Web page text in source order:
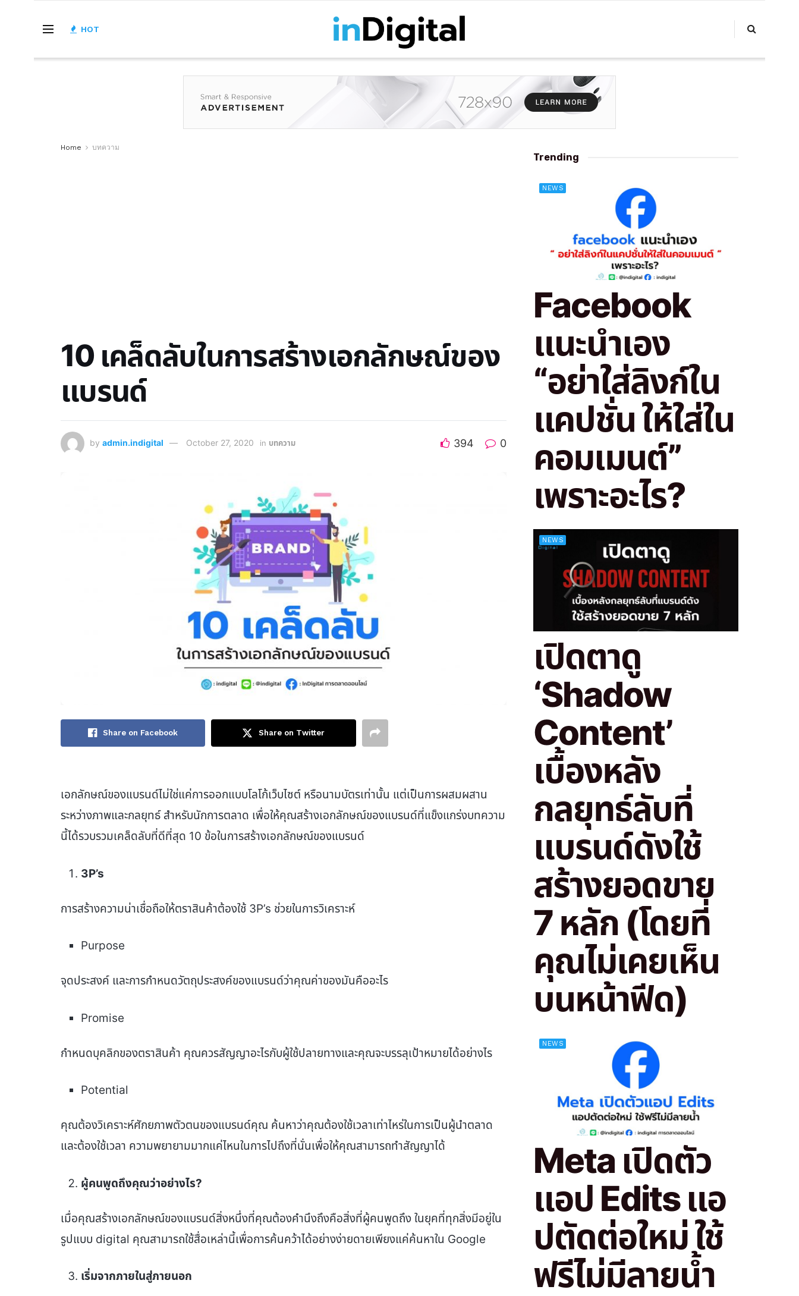
HOT
Home บทความ
10 เคล็ดลับในการสร้างเอกลักษณ์ของ
แบรนด์
by admin.indigital October 27, 2020 in บทความ 394 0
Share on Facebook Share on Twitter
เอกลักษณ์ของแบรนด์ไม่ใช่แค่การออกแบบโลโก้เว็บไซต์ หรือนามบัตรเท่านั้น แต่เป็นการผสมผสาน
ระหว่างภาพและกลยุทธ์ สำหรับนักการตลาด เพื่อให้คุณสร้างเอกลักษณ์ของแบรนด์ที่แข็งแกร่งบทความ
นี้ได้รวบรวมเคล็ดลับที่ดีที่สุด 10 ข้อในการสร้างเอกลักษณ์ของแบรนด์
3P’s
การสร้างความน่าเชื่อถือให้ตราสินค้าต้องใช้ 3P’s ช่วยในการวิเคราะห์
Purpose
จุดประสงค์ และการกำหนดวัตถุประสงค์ของแบรนด์ว่าคุณค่าของมันคืออะไร
Promise
กำหนดบุคลิกของตราสินค้า คุณควรสัญญาอะไรกับผู้ใช้ปลายทางและคุณจะบรรลุเป้าหมายได้อย่างไร
Potential
คุณต้องวิเคราะห์ศักยภาพตัวตนของแบรนด์คุณ ค้นหาว่าคุณต้องใช้เวลาเท่าไหร่ในการเป็นผู้นำตลาด
และต้องใช้เวลา ความพยายามมากแค่ไหนในการไปถึงที่นั่นเพื่อให้คุณสามารถทำสัญญาได้
ผู้คนพูดถึงคุณว่าอย่างไร?
เมื่อคุณสร้างเอกลักษณ์ของแบรนด์สิ่งหนึ่งที่คุณต้องคำนึงถึงคือสิ่งที่ผู้คนพูดถึง ในยุคที่ทุกสิ่งมีอยู่ใน
รูปแบบ digital คุณสามารถใช้สื่อเหล่านี้เพื่อการค้นคว้าได้อย่างง่ายดายเพียงแค่ค้นหาใน Google
เริ่มจากภายในสู่ภายนอก
Trending
NEWS
Facebook
แนะนำเอง
“อย่าใส่ลิงก์ใน
แคปชั่น ให้ใส่ใน
คอมเมนต์”
เพราะอะไร?
NEWS
เปิดตาดู
‘Shadow
Content’
เบื้องหลัง
กลยุทธ์ลับที่
แบรนด์ดังใช้
สร้างยอดขาย
7 หลัก (โดยที่
คุณไม่เคยเห็น
บนหน้าฟีด)
NEWS
Meta เปิดตัว
แอป Edits แอ
ปตัดต่อใหม่ ใช้
ฟรีไม่มีลายน้ำ